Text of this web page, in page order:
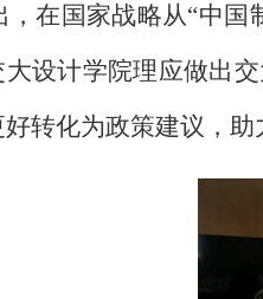
在国家战略从“中
大设计学院理应做出
转化为政策建议，